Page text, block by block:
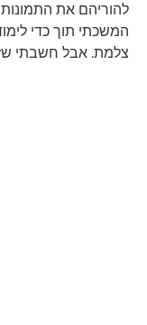
להוריהם את
המשכתי תוך כדי
צלמת. אבל חשבתי